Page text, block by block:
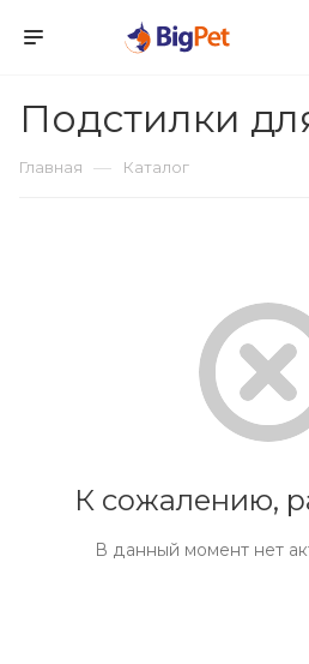
Подстилки
Главная — Каталог
К сожалению,
В данный момент нет